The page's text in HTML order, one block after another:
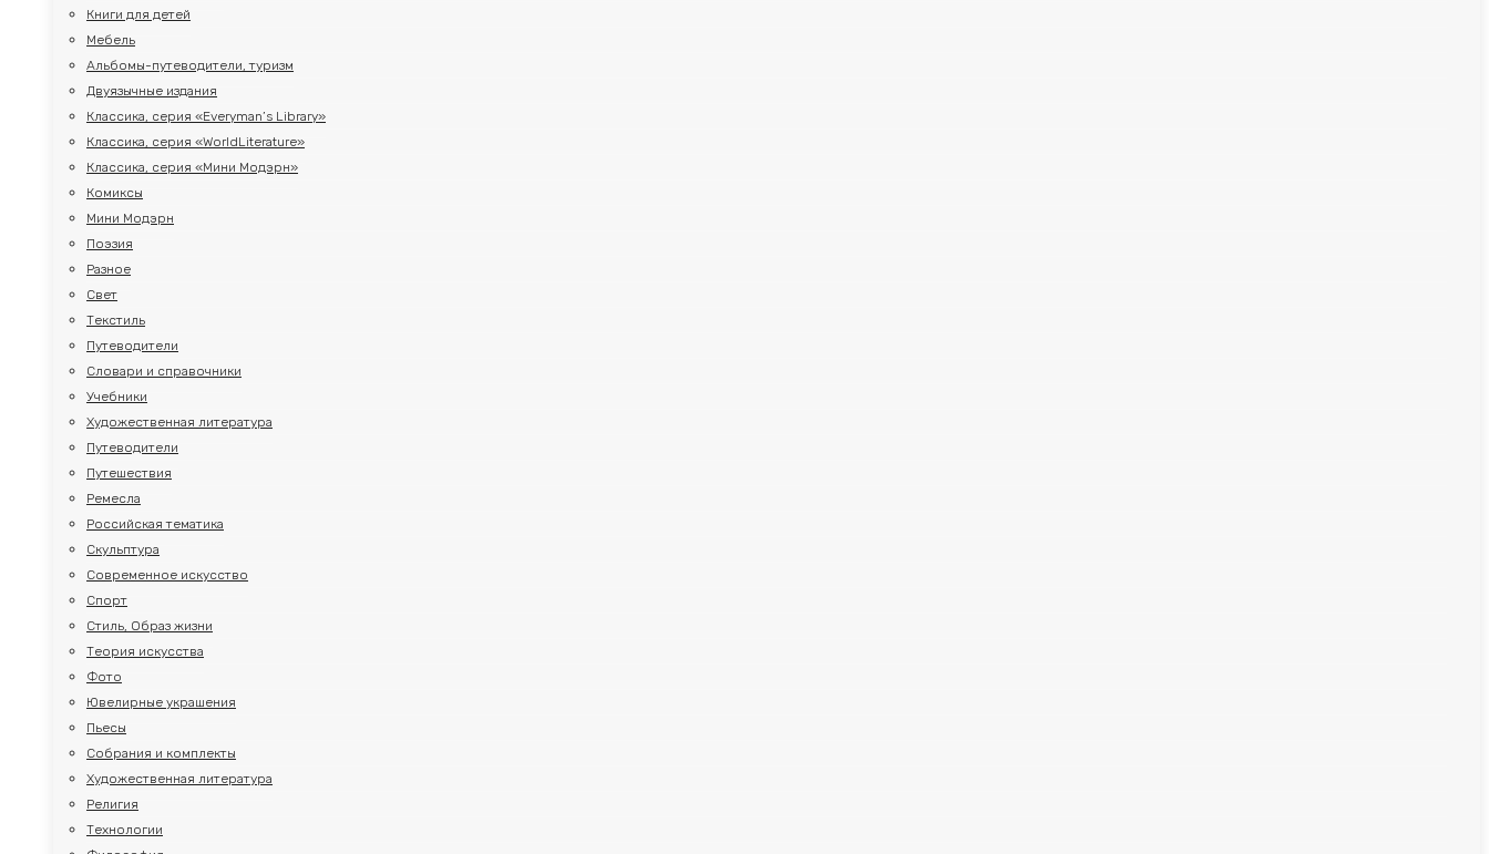
Книги для детей
Мебель
Альбомы-путеводители, туризм
Двуязычные издания
Классика, серия «Everyman’s Library»
Классика, серия «WorldLiterature»
Классика, серия «Мини Модэрн»
Комиксы
Мини Модэрн
Поэзия
Разное
Свет
Текстиль
Путеводители
Словари и справочники
Учебники
Художественная литература
Путеводители
Путешествия
Ремесла
Российская тематика
Скульптура
Современное искусство
Спорт
Стиль, Образ жизни
Теория искусства
Фото
Ювелирные украшения
Пьесы
Собрания и комплекты
Художественная литература
Религия
Технологии